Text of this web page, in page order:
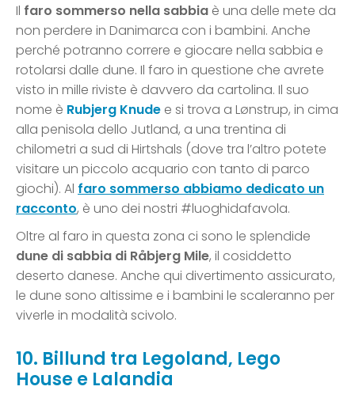
Il faro sommerso nella sabbia è una delle mete da
non perdere in Danimarca con i bambini. Anche
perché potranno correre e giocare nella sabbia e
rotolarsi dalle dune. Il faro in questione che avrete
visto in mille riviste è davvero da cartolina. Il suo
nome è Rubjerg Knude e si trova a Lønstrup, in cima
alla penisola dello Jutland, a una trentina di
chilometri a sud di Hirtshals (dove tra l’altro potete
visitare un piccolo acquario con tanto di parco
giochi). Al faro sommerso abbiamo dedicato un
racconto, è uno dei nostri #luoghidafavola.
Oltre al faro in questa zona ci sono le splendide
dune di sabbia di Råbjerg Mile, il cosiddetto
deserto danese. Anche qui divertimento assicurato,
le dune sono altissime e i bambini le scaleranno per
viverle in modalità scivolo.
10. Billund tra Legoland, Lego
House e Lalandia